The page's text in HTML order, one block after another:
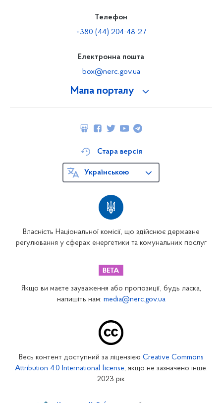
Мапа порталу
Телефон
+380 (44) 204-48-27
Електронна пошта
box@nerc.gov.ua
Власність Національної комісії, що здійснює державне
регулювання у сферах енергетики та комунальних послуг
Стара версія
Українською
Якщо ви маєте зауваження або пропозиції, будь ласка,
напишіть нам: media@nerc.gov.ua
Весь контент доступний за ліцензією Creative Commons
Attribution 4.0 International license, якщо не зазначено інше.
2023 рік